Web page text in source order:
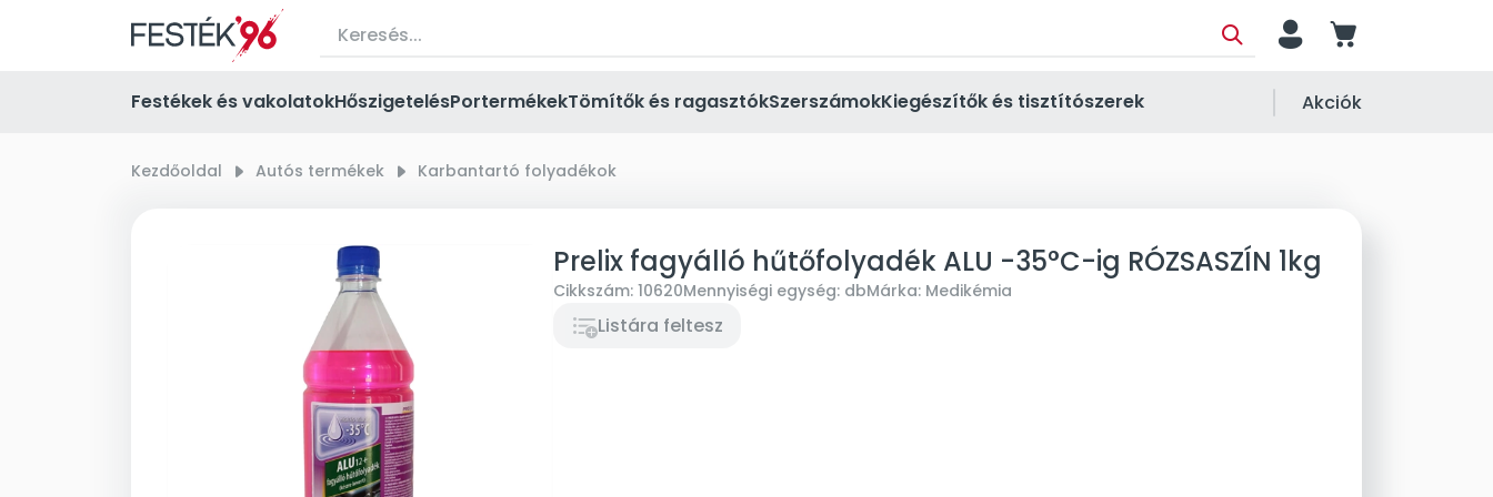
person cart
Festékek és vakolatokHőszigetelésPortermékekTömítők és ragasztókSzerszámokKiegészítők és tisztítószerek Akciók
Kezdőoldal right_small Autós termékek right_small Karbantartó folyadékok
Prelix fagyálló hűtőfolyadék ALU -35°C-ig RÓZSASZÍN 1kg
Cikkszám: 10620Mennyiségi egység: dbMárka: Medikémia
Listára feltesz